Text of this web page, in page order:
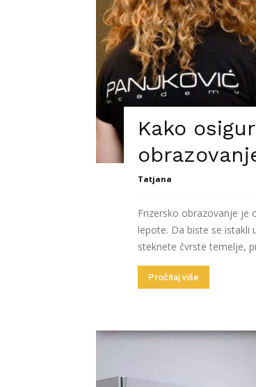
Kako
Tatjana
Frizersko obrazovanje je
lepote. Da biste se
steknete čvrste temelje,
Pročitaj više